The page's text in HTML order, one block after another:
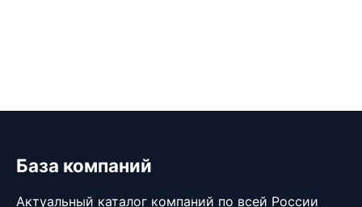
База компаний
Актуальный каталог компаний по всей России